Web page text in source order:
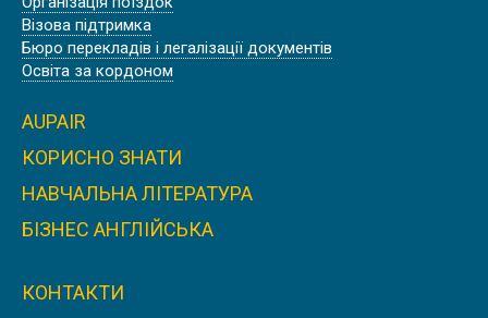
КУРСИ АНГЛІЙСЬКОЇ МОВИ В США,
НЬЮ ЙОРК | EMBASSY
КУРСИ АНГЛІЙСЬКОЇ МОВИ В
АНГЛІЇ, ЛЬЮЇС | SUSSEX DOWNS
Візова підтримка
Бюро перекладів і легалізації документів
Освіта за кордоном
AUPAIR
КОРИСНО ЗНАТИ
НАВЧАЛЬНА ЛІТЕРАТУРА
БІЗНЕС АНГЛІЙСЬКА
КОНТАКТИ